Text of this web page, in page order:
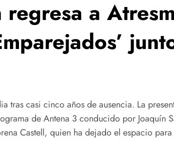
regresa a
tras casi cinco años de ausencia. La
de Antena 3 conducido por Joaquín
Castell, quien ha dejado el espacio